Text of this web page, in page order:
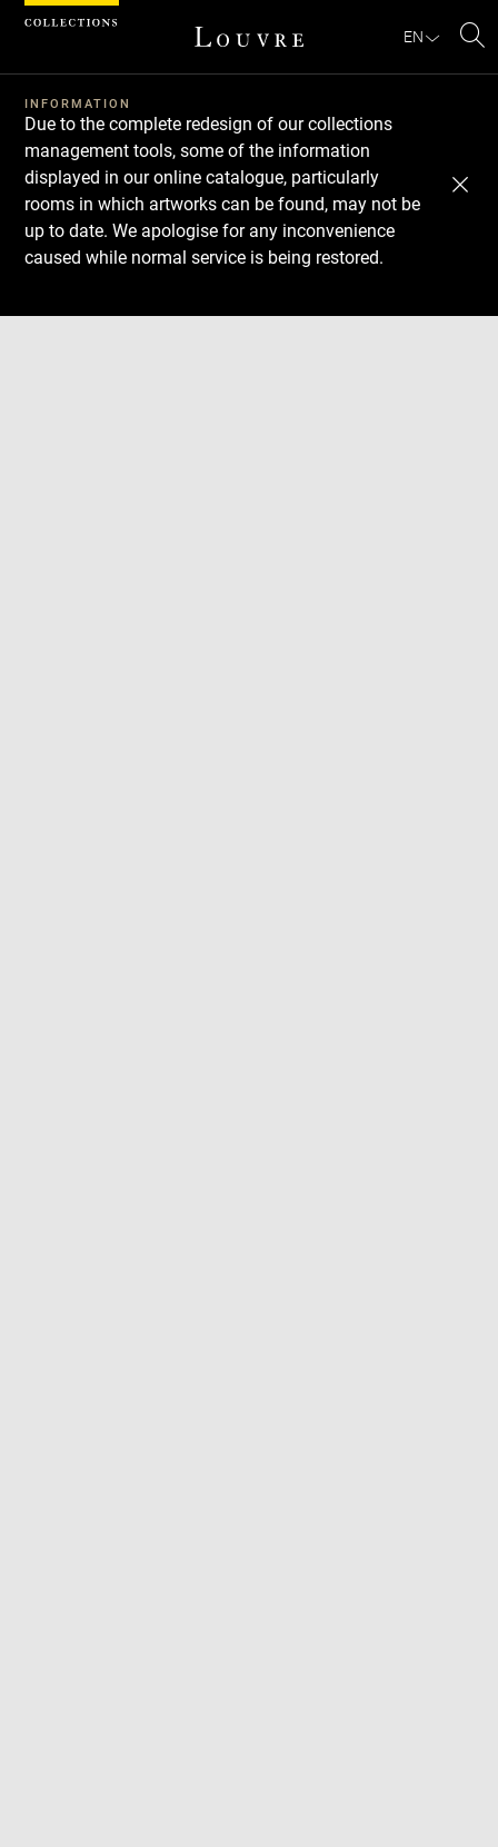
EN
INFORMATION
Due to the complete redesign of our collections
management tools, some of the information
displayed in our online catalogue, particularly
rooms in which artworks can be found, may not be
up to date. We apologise for any inconvenience
caused while normal service is being restored.
Download
Next
Previous
Cookies management panel